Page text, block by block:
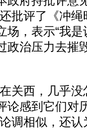
批评了《冲
场，表示“我
政治压力去摧
西，几乎没
论感到它们对
调相似，还认